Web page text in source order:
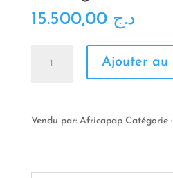
د.ج 15.500,00
1100HM
Ajouter au
Vendu par: Africapap Catégorie :